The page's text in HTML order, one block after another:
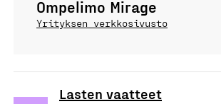
Ompelimo Mirage
Yrityksen verkkosivusto
Lasten vaatteet